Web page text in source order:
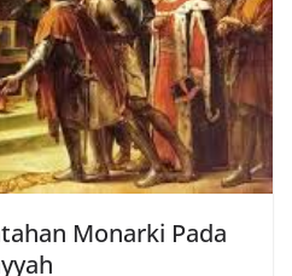
Monarki Pada